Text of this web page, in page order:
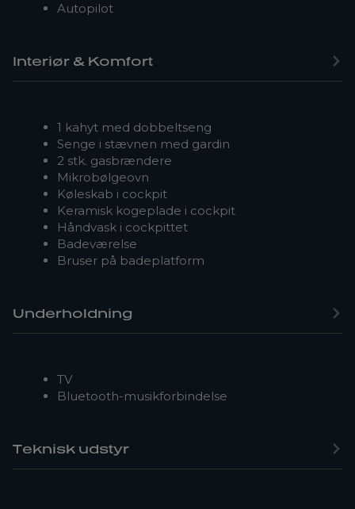
Autopilot
Interiør & Komfort
1 kahyt med dobbeltseng
Senge i stævnen med gardin
2 stk. gasbrændere
Mikrobølgeovn
Køleskab i cockpit
Keramisk kogeplade i cockpit
Håndvask i cockpittet
Badeværelse
Bruser på badeplatform
Underholdning
TV
Bluetooth-musikforbindelse
Teknisk udstyr